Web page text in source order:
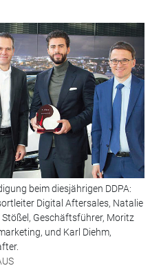
beim diesjährigen DDPA:
Digital Aftersales, Natalie
Geschäftsführer, Moritz
und Karl Diehm,